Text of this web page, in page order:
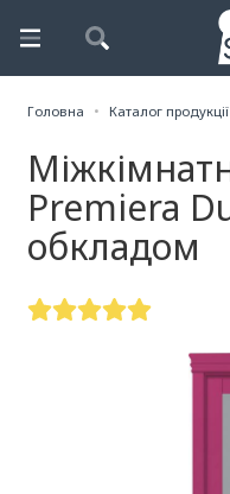
Головна Каталог продукції
Premiera
обкладом